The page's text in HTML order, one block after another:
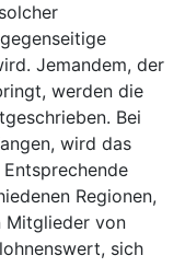
Jemandem, der
werden die
Bei
wird das
Regionen,
Mitglieder von
sich